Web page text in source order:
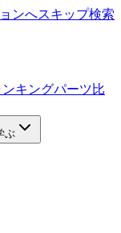
ンへスキップ検索
ンキングパーツ比
ぶ